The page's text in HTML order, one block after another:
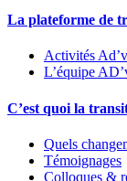
La plateforme de
Activités
L’équipe
C’est quoi la
Quels
Témoignages
Colloques &